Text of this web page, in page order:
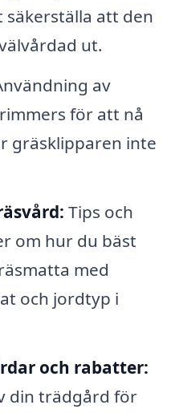
att den
ut.
av
för att nå
gräsklipparen inte
Tips och
om hur du bäst
med
och jordtyp i
och rabatter:
din trädgård för